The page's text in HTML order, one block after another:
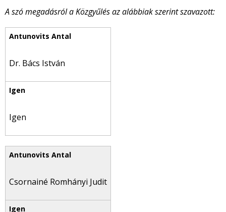
A szó megadásról a Közgyűlés az alábbiak szerint szavazott:
Dr. Bács István
Igen
Csornainé Romhányi Judit